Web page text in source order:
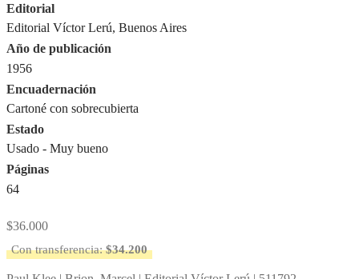
Editorial
Editorial Víctor Lerú, Buenos Aires
Año de publicación
1956
Encuadernación
Cartoné con sobrecubierta
Estado
Usado - Muy bueno
Páginas
64
$36.000
Con transferencia:$34.200